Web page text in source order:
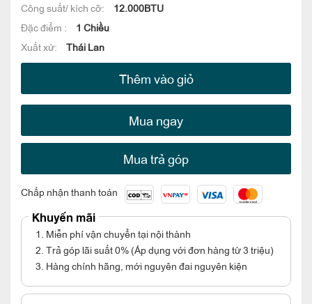
Công suất/ kích cỡ:
12.000BTU
Đặc điểm :
1 Chiều
Xuất xứ:
Thái Lan
Thêm vào giỏ
Mua ngay
Mua trả góp
Chấp nhận thanh toán
Khuyến mãi
1. Miễn phí vận chuyển tại nội thành
2. Trả góp lãi suất 0% (Áp dụng với đơn hàng từ 3 triệu)
3. Hàng chính hãng, mới nguyên đai nguyên kiện